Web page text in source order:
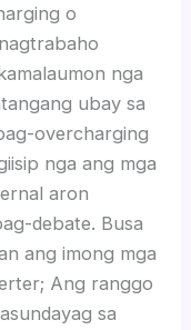
o
nga
ubay sa
overcharging
nga ang mga
aron
debate. Busa
ang imong mga
Ang ranggo
sa